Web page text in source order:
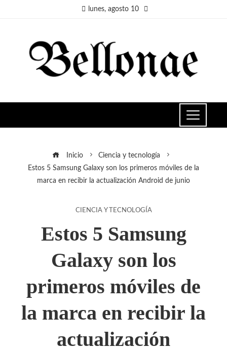
lunes, agosto 10
Inicio
Ciencia y tecnología
Estos 5 Samsung Galaxy son los primeros móviles de la
marca en recibir la actualización Android de junio
CIENCIA Y TECNOLOGÍA
Estos 5 Samsung
Galaxy son los
primeros móviles de
la marca en recibir la
actualización